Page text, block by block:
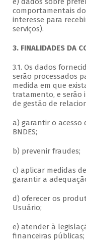
comportamentais
interesse para
serviços).
3. FINALIDADES DA
3.1. Os dados
serão processados
medida em que
tratamento, e serão
de gestão de
a) garantir o acesso
BNDES;
b) prevenir fraudes;
c) aplicar medidas
garantir a
d) oferecer os
Usuário;
e) atender à
financeiras públicas;